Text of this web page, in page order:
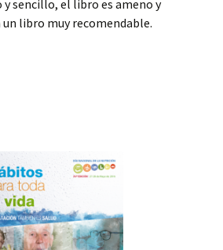
y sencillo, el libro es ameno y
libro muy recomendable.